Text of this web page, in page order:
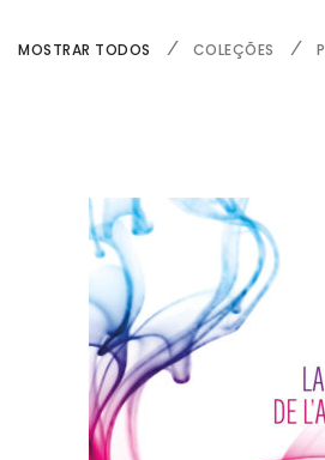
MOSTRAR TODOS COLEÇÕES